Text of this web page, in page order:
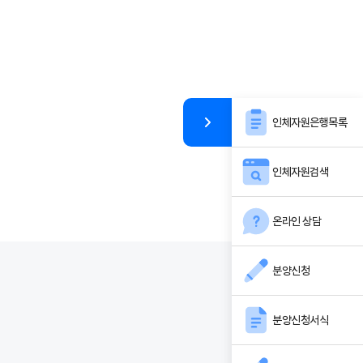
인체자원은행목록
인체자원검색
온라인 상담
분양신청
분양신청서식